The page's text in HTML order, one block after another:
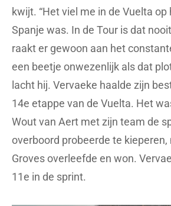
kwijt. “Het viel me in de Vuelta op
Spanje was. In de Tour is dat
raakt er gewoon aan het
een beetje onwezenlijk als dat
lacht hij. Vervaeke haalde zijn
14e etappe van de Vuelta. Het
Wout van Aert met zijn team de
overboord probeerde te kieperen,
Groves overleefde en won.
11e in de sprint.